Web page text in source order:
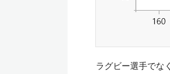
ラグビー選手でな